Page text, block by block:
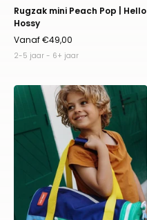
Rugzak mini Peach Pop | Hello
Hossy
Vanaf €49,00
2-5 jaar - 6+ jaar
Sporttas
Bball
Crew
|
Hello
Hossy